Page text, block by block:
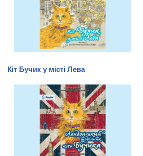
Кіт Бучик у місті Лева